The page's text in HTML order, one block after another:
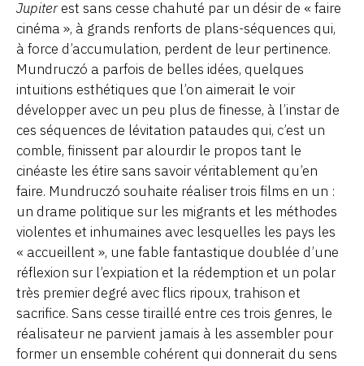
Jupiterest sans cesse chahuté par un désir de « faire
cinéma », à grands renforts de plans-séquences qui,
à force d’accumulation, perdent de leur pertinence.
Mundruczó a parfois de belles idées, quelques
intuitions esthétiques que l’on aimerait le voir
développer avec un peu plus de finesse, à l’instar de
ces séquences de lévitation pataudes qui, c’est un
comble, finissent par alourdir le propos tant le
cinéaste les étire sans savoir véritablement qu’en
faire. Mundruczó souhaite réaliser trois films en un :
un drame politique sur les migrants et les méthodes
violentes et inhumaines avec lesquelles les pays les
« accueillent », une fable fantastique doublée d’une
réflexion sur l’expiation et la rédemption et un polar
très premier degré avec flics ripoux, trahison et
sacrifice. Sans cesse tiraillé entre ces trois genres, le
réalisateur ne parvient jamais à les assembler pour
former un ensemble cohérent qui donnerait du sens